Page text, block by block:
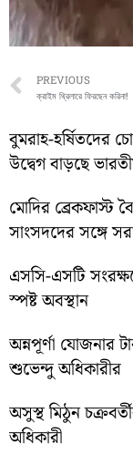
Prev
PREVIOUS
ক্রাইম থ্রিলারে ফিরছেন করিনা!
বুমরাহ-হর্ষিতদের
উদ্বেগ বাড়ছে
মোদির ব্রেকফাস্ট
সাংসদদের সঙ্গে
এসসি-এসটি
স্পষ্ট অবস্থান
অন্নপূর্ণা যোজনার
শুভেন্দু অধিকারীর
অসুস্থ মিঠুন
অধিকারী